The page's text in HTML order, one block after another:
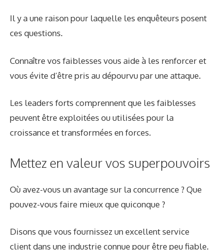
Il y a une raison pour laquelle les enquêteurs posent
ces questions.
Connaître vos faiblesses vous aide à les renforcer et
vous évite d’être pris au dépourvu par une attaque.
Les leaders forts comprennent que les faiblesses
peuvent être exploitées ou utilisées pour la
croissance et transformées en forces.
Mettez en valeur vos superpouvoirs
Où avez-vous un avantage sur la concurrence ? Que
pouvez-vous faire mieux que quiconque ?
Disons que vous fournissez un excellent service
client dans une industrie connue pour être peu fiable.